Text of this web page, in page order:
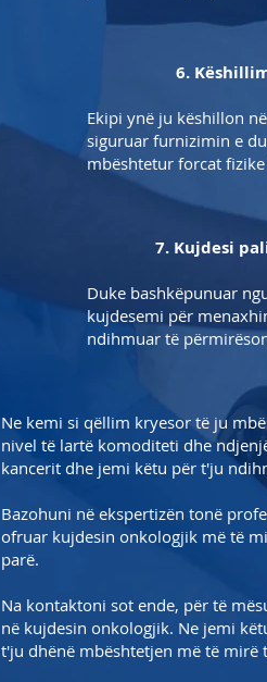
6.
Ekipi ynë ju këshillon
siguruar furnizimin e
mbështetur forcat
7. Kujdesi
Duke bashkëpunuar
kujdesemi për
ndihmuar të
Ne kemi si qëllim kryesor të ju
nivel të lartë komoditeti dhe
kancerit dhe jemi këtu për t'ju
Bazohuni në ekspertizën tonë
ofruar kujdesin onkologjik më të
parë.
Na kontaktoni sot ende, për të
në kujdesin onkologjik. Ne jemi
t'ju dhënë mbështetjen më të mirë